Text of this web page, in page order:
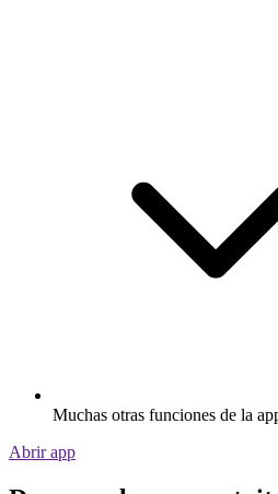
Muchas otras funciones de la
Abrir app